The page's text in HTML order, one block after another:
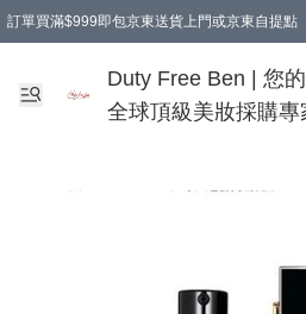
訂單買滿$999即包京東送貨上門或京東自提點
Duty Free Ben | 您
全球頂級美妝採購專